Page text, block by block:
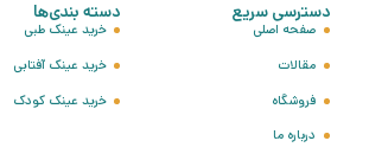
دسترسی سریع
صفحه اصلی
مقالات
فروشگاه
درباره ما
دسته بندی‌ها
خرید عینک طبی
خرید عینک آفتابی
خرید عینک کودک